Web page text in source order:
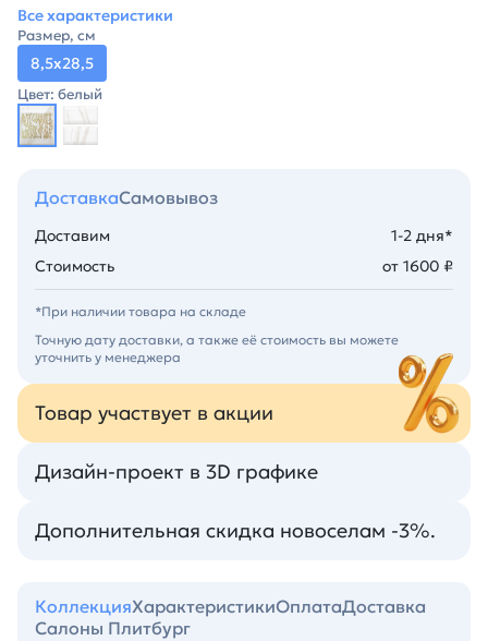
Все характеристики
Размер, см
8,5х28,5
Цвет: белый
ДоставкаСамовывоз
Доставим
1-2 дня*
Стоимость
от 1600 ₽
*При наличии товара на складе
Точную дату доставки, а также её стоимость вы можете
уточнить у менеджера
Товар участвует в акции
Дизайн-проект в 3D графике
Дополнительная скидка новоселам -3%.
КоллекцияХарактеристикиОплатаДоставка
Салоны Плитбург